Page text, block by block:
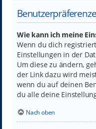
Wie kann ich meine
Wenn du dich
Einstellungen in der
Um diese zu ändern,
der Link dazu wird
wenn du auf deinen
du alle deine
Nach oben